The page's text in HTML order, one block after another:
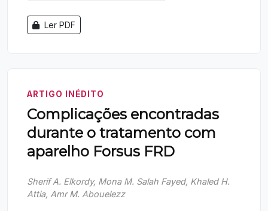
Ler PDF
ARTIGO INÉDITO
Complicações encontradas
durante o tratamento com
aparelho Forsus FRD
Sherif A. Elkordy, Mona M. Salah Fayed, Khaled H.
Attia, Amr M. Abouelezz